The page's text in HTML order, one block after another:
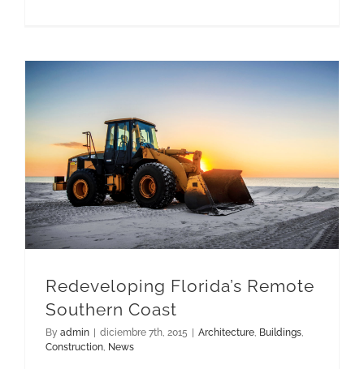
Redeveloping Florida’s Remote
Southern Coast
By admin diciembre 7th, 2015 Architecture, Buildings,
Construction, News